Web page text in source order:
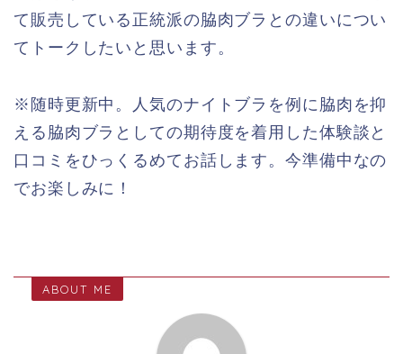
て販売している正統派の脇肉ブラとの違いについ
てトークしたいと思います。
※随時更新中。人気のナイトブラを例に脇肉を抑
える脇肉ブラとしての期待度を着用した体験談と
口コミをひっくるめてお話します。今準備中なの
でお楽しみに！
ABOUT ME